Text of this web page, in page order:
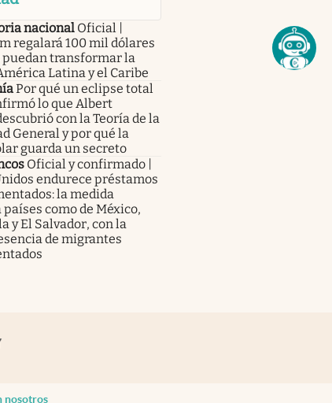
nacional Oficial |
regalará 100 mil dólares
puedan transformar la
Latina y el Caribe
Por qué un eclipse total
lo que Albert
con la Teoría de la
General y por qué la
guarda un secreto
Oficial y confirmado |
endurece préstamos
la medida
como de México,
y El Salvador, con la
de migrantes
nosotros